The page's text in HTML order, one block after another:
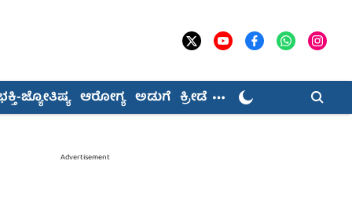
ಜ್ಯೋತಿಷ್ಯ ಆರೋಗ್ಯ ಅಡುಗೆ ಕ್ರೀಡೆ
Advertisement